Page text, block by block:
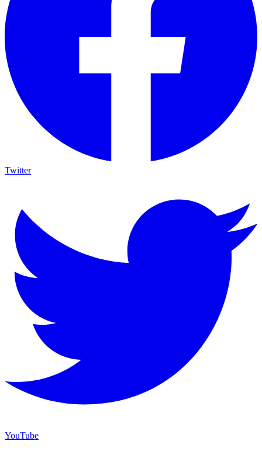
Twitter
YouTube